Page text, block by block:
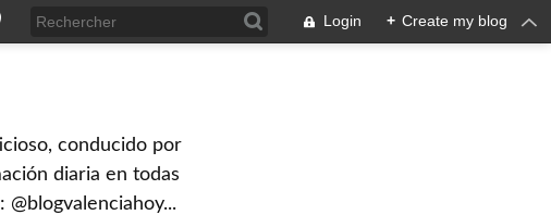
Login + Create my blog
conducido por
diaria en todas
@blogvalenciahoy...